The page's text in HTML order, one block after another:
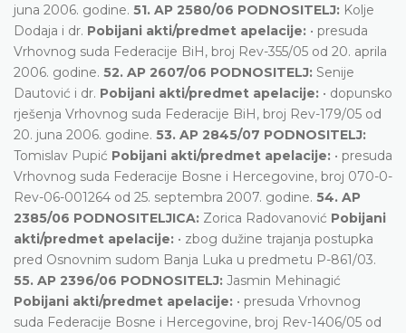
juna 2006. godine. 51. AP 2580/06 PODNOSITELJ: Kolje
Dodaja i dr. Pobijani akti/predmet apelacije: • presuda
Vrhovnog suda Federacije BiH, broj Rev-355/05 od 20. aprila
2006. godine. 52. AP 2607/06 PODNOSITELJ: Senije
Dautović i dr. Pobijani akti/predmet apelacije: • dopunsko
rješenja Vrhovnog suda Federacije BiH, broj Rev-179/05 od
20. juna 2006. godine. 53. AP 2845/07 PODNOSITELJ:
Tomislav Pupić Pobijani akti/predmet apelacije: • presuda
Vrhovnog suda Federacije Bosne i Hercegovine, broj 070-0-
Rev-06-001264 od 25. septembra 2007. godine. 54. AP
2385/06 PODNOSITELJICA: Zorica Radovanović Pobijani
akti/predmet apelacije: • zbog dužine trajanja postupka
pred Osnovnim sudom Banja Luka u predmetu P-861/03.
55. AP 2396/06 PODNOSITELJ: Jasmin Mehinagić
Pobijani akti/predmet apelacije: • presuda Vrhovnog
suda Federacije Bosne i Hercegovine, broj Rev-1406/05 od